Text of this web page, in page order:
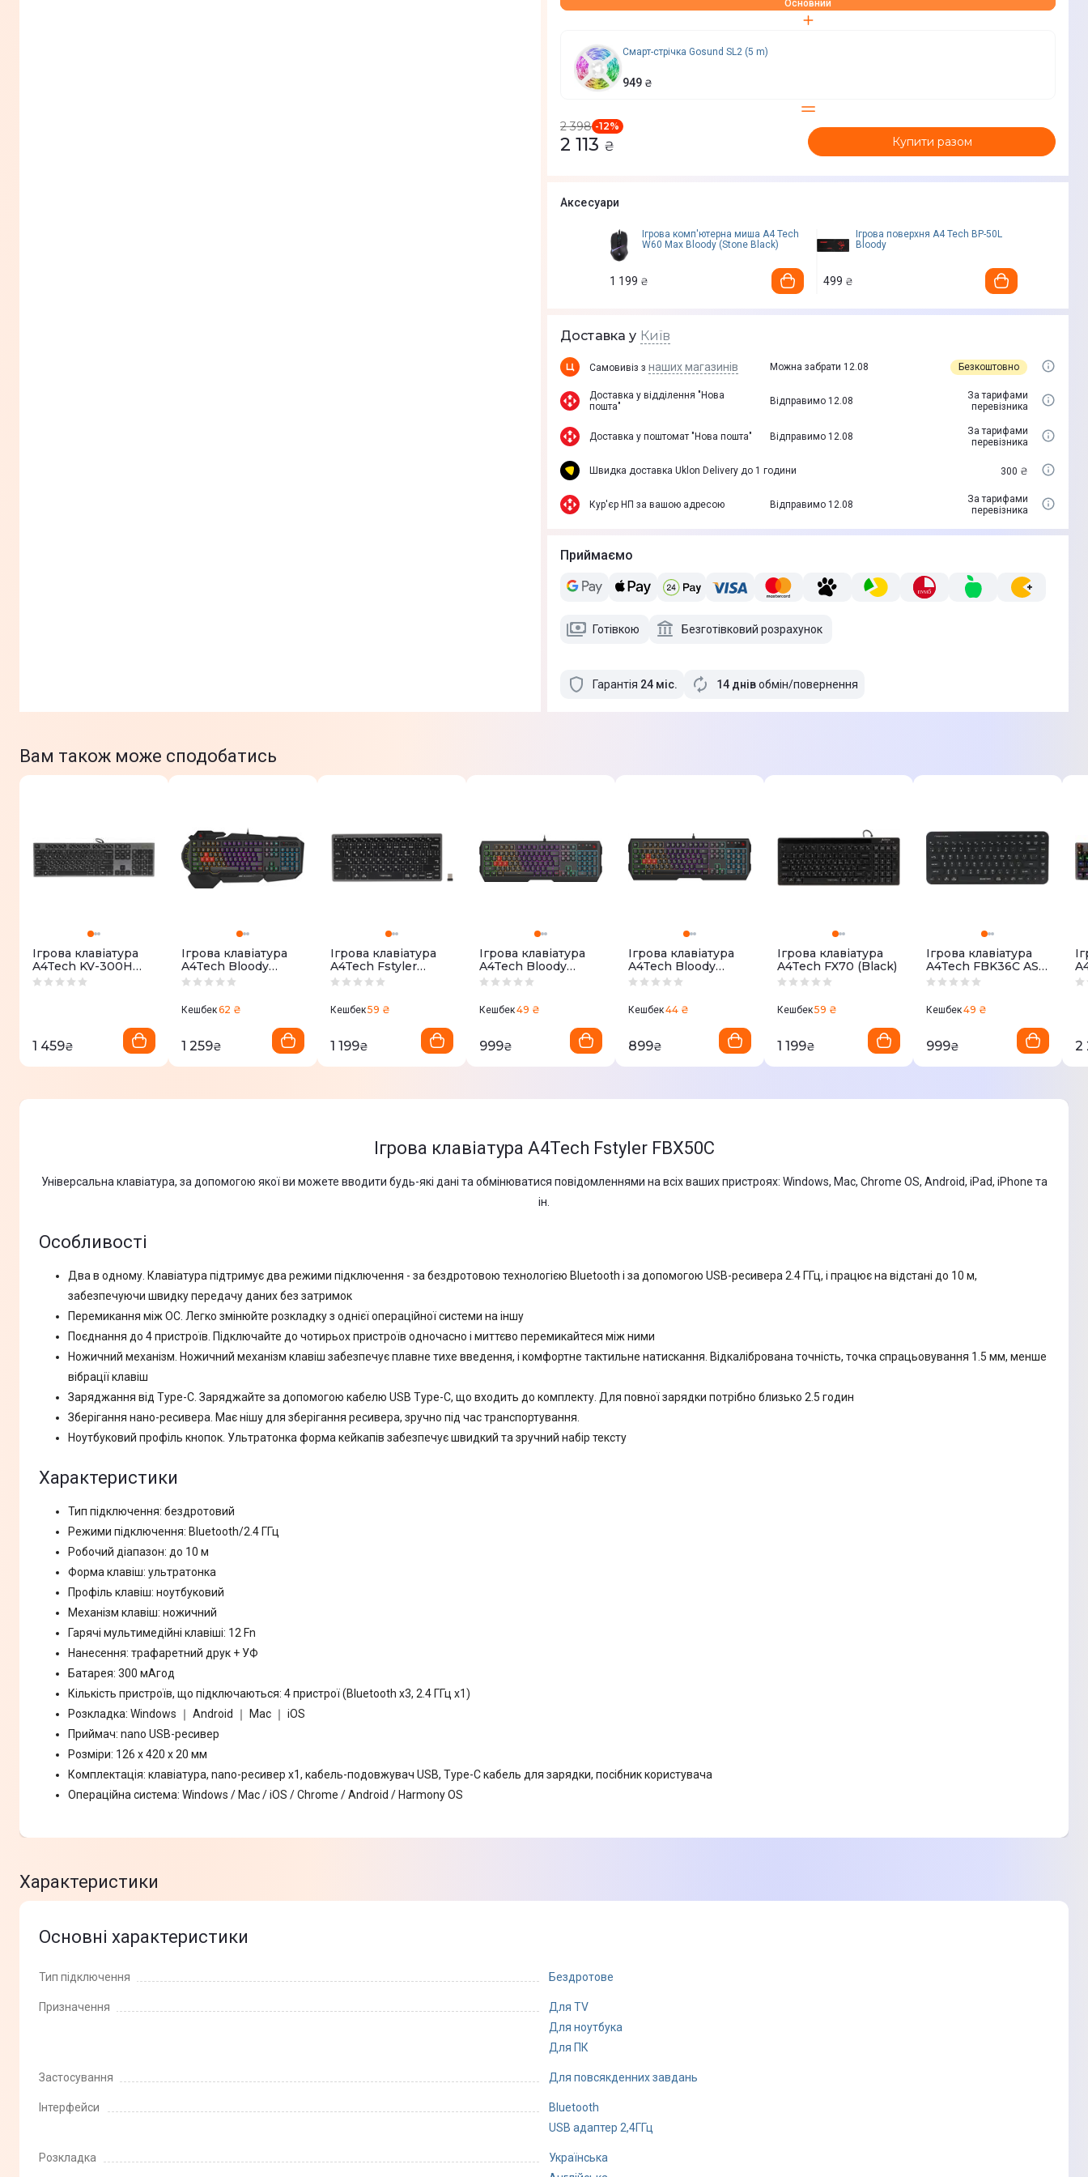
Основний
Смарт-стрічка Gosund SL2 (5 m)
949 ₴
2 398 -12%
2 113 ₴ Купити разом
Аксесуари
Ігрова комп'ютерна миша A4 Tech
W60 Max Bloody (Stone Black)
1 199 ₴
Ігрова поверхня A4 Tech BP-50L
Bloody
499 ₴
Доставка у Київ
Самовивіз з наших магазинів Можна забрати 12.08 Безкоштовно
Доставка у вiддiлення "Нова
пошта"
Відправимо 12.08
За тарифами
перевізника
Доставка у поштомат "Нова пошта" Відправимо 12.08
За тарифами
перевізника
Швидка доставка Uklon Delivery до 1 години 300 ₴
Кур'єр НП за вашою адресою Відправимо 12.08
За тарифами
перевізника
Приймаємо
Готівкою Безготівковий розрахунок
Гарантія 24 міс. 14 днівобмін/повернення
Вам також може сподобатись
Ігрова клавіатура
A4Tech KV-300H
USB (Grey+Black)
1 459₴
Ігрова клавіатура
A4Tech Bloody
B310N чорний
Кешбек62 ₴
1 259₴
Ігрова клавіатура
A4Tech Fstyler
FBX51C (Grey)
Кешбек59 ₴
1 199₴
Ігрова клавіатура
A4Tech Bloody
B140N чорний
Кешбек49 ₴
999₴
Ігрова клавіатура
A4Tech Bloody
B135N чорний
Кешбек44 ₴
899₴
Ігрова клавіатура
A4Tech FX70 (Black)
Кешбек59 ₴
1 199₴
Ігрова клавіатура
A4Tech FBK36C AS
(Black)
Кешбек49 ₴
999₴ 2
Ігрова клавіатура A4Tech Fstyler FBX50C
Універсальна клавіатура, за допомогою якої ви можете вводити будь-які дані та обмінюватися повідомленнями на всіх ваших пристроях: Windows, Mac, Chrome OS, Android, iPad, iPhone та
ін.
Особливості
Два в одному. Клавіатура підтримує два режими підключення - за бездротовою технологією Bluetooth і за допомогою USB-ресивера 2.4 ГГц, і працює на відстані до 10 м,
забезпечуючи швидку передачу даних без затримок
Перемикання між ОС. Легко змінюйте розкладку з однієї операційної системи на іншу
Поєднання до 4 пристроїв. Підключайте до чотирьох пристроїв одночасно і миттєво перемикайтеся між ними
Ножичний механізм. Ножичний механізм клавіш забезпечує плавне тихе введення, і комфортне тактильне натискання. Відкалібрована точність, точка спрацьовування 1.5 мм, менше
вібрації клавіш
Заряджання від Type-C. Заряджайте за допомогою кабелю USB Type-C, що входить до комплекту. Для повної зарядки потрібно близько 2.5 годин
Зберігання нано-ресивера. Має нішу для зберігання ресивера, зручно під час транспортування.
Ноутбуковий профіль кнопок. Ультратонка форма кейкапів забезпечує швидкий та зручний набір тексту
Характеристики
Тип підключення: бездротовий
Режими підключення: Bluetooth/2.4 ГГц
Робочий діапазон: до 10 м
Форма клавіш: ультратонка
Профіль клавіш: ноутбуковий
Механізм клавіш: ножичний
Гарячі мультимедійні клавіші: 12 Fn
Нанесення: трафаретний друк + УФ
Батарея: 300 мАгод
Кількість пристроїв, що підключаються: 4 пристрої (Bluetooth x3, 2.4 ГГц х1)
Розкладка: Windows ｜ Android ｜ Mac ｜ iOS
Приймач: nano USB-ресивер
Розміри: 126 х 420 х 20 мм
Комплектація: клавіатура, nano-ресивер x1, кабель-подовжувач USB, Type-C кабель для зарядки, посібник користувача
Операційна система: Windows / Mac / iOS / Chrome / Android / Harmony OS
Характеристики
Основні характеристики
Тип підключення Бездротове
Призначення
Для TV
Для ноутбука
Для ПК
Застосування Для повсякденних завдань
Інтерфейси
Bluetooth
USB адаптер 2,4ГГц
Розкладка
Українська